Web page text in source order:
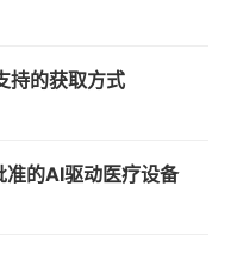
持的获取方式
的AI驱动医疗设备